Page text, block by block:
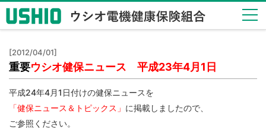
健保
のし
くみ
Insurance
System
[2012/04/01]
重要ウシオ健保ニュース 平成23年4月1日
平成24年4月1日付けの健保ニュースを
「健保ニュース＆トピックス」 に掲載しましたので、
ご参照ください。